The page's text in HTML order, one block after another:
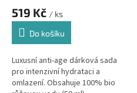
519 Kč / ks
Do košíku
Luxusní anti-age dárková sada
pro intenzivní hydrataci a
omlazení. Obsahuje 100% bio